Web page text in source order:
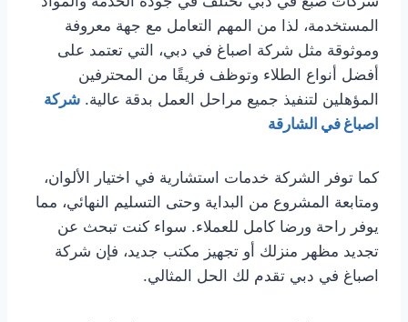
المستخدمة، لذا من المهم التعامل مع جهة معروفة
وموثوقة مثل شركة اصباغ في دبي، التي تعتمد على
أفضل أنواع الطلاء وتوظف فريقًا من المحترفين
المؤهلين لتنفيذ جميع مراحل العمل بدقة عالية. شركة
اصباغ في الشارقة
كما توفر الشركة خدمات استشارية في اختيار الألوان،
ومتابعة المشروع من البداية وحتى التسليم النهائي، مما
يوفر راحة ورضا كامل للعملاء. سواء كنت تبحث عن
تجديد مظهر منزلك أو تجهيز مكتب جديد، فإن شركة
اصباغ في دبي تقدم لك الحل المثالي.